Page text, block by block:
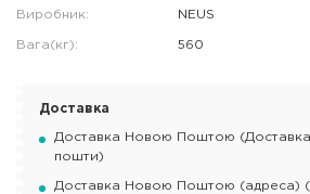
Виробник: NEUS
Вага(кг): 560
Доставка
Доставка Новою Поштою (Доставка
пошти)
Доставка Новою Поштою (адреса)